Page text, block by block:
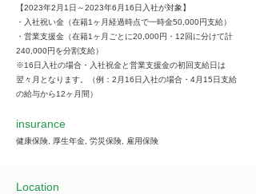
【2023年2月1日～2023年6月16日入社が対象】
・入社祝い金（在籍1ヶ月経過時点で一時金50,000円支給）
・営業支援金（在籍1ヶ月ごとに20,000円・12回に分けて計
240,000円を分割支給）
※16日入社の場合・入社祝金と営業支援金の初回支給日は
翌々月となります。（例：2月16日入社の場合・4月15日支給
の給与から12ヶ月間）
insurance
健康保険, 厚生年金, 労災保険, 雇用保険
Location